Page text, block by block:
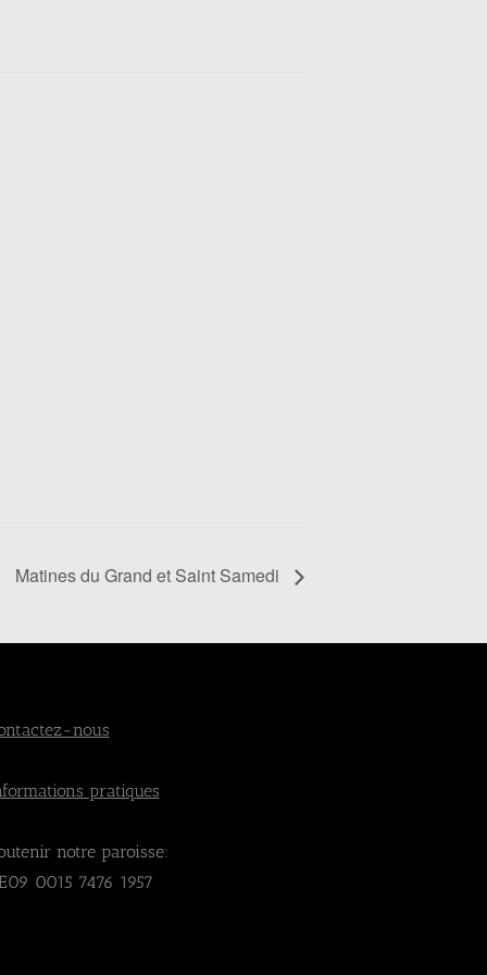
Matines du Grand et Saint Samedi
nous
pratiques
notre paroisse:
0015 7476 1957